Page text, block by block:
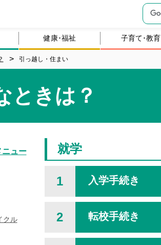
健康･福祉 子育て･教育
引っ越し・住まい
ときは？
就学
1 入学手続き
2 転校手続き
ニュー
クル